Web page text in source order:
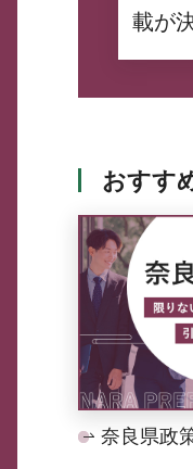
載が
おすす
奈良県政